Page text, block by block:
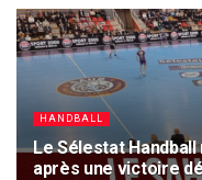
22 JUIN 2025 1.6K
HANDBALL
Le Sélestat
après une victoire